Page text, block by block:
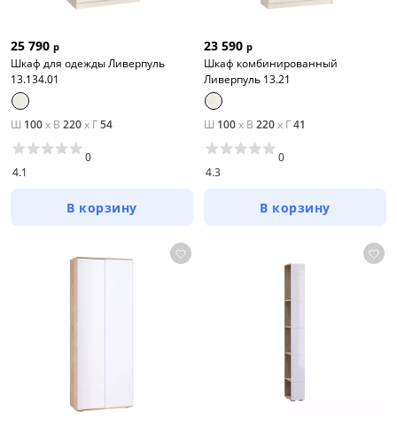
25 790 р
Шкаф для одежды Ливерпуль
13.134.01
Ш 100x В 220x Г54
4.1
0
В корзину
23 590 р
Шкаф комбинированный
Ливерпуль 13.21
Ш 100x В 220x Г41
4.3
0
В корзину